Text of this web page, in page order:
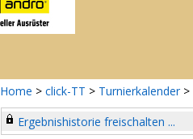
Home > click-TT > Turnierkalender >
Ergebnishistorie freischalten ...